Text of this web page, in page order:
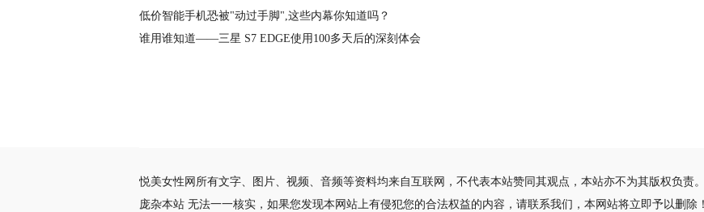
低价智能手机恐被"动过手脚",这些内幕你知道吗？
谁用谁知道——三星 S7 EDGE使用100多天后的深刻体会
悦美女性网所有文字、图片、视频、音频等资料均来自互联网，不代表本站赞同其观点，本站亦不为其版权负责
庞杂本站 无法一一核实，如果您发现本网站上有侵犯您的合法权益的内容，请联系我们，本网站将立即予以删除！